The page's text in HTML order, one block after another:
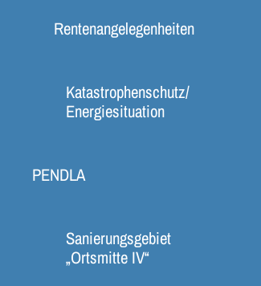
Rentenangelegenheiten
Katastrophenschutz/
Energiesituation
PENDLA
Sanierungsgebiet
„Ortsmitte IV“